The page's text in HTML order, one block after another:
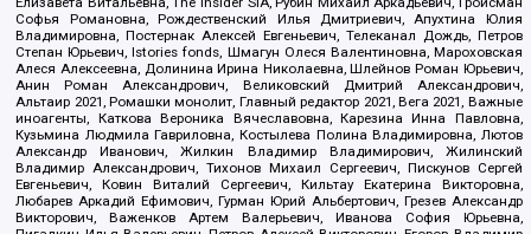
Софья Романовна, Рождественский Илья Дмитриевич, Апухтина Юлия
Владимировна, Постернак Алексей Евгеньевич, Телеканал Дождь, Петров
Степан Юрьевич, Istories fonds, Шмагун Олеся Валентиновна, Мароховская
Алеся Алексеевна, Долинина Ирина Николаевна, Шлейнов Роман Юрьевич,
Анин Роман Александрович, Великовский Дмитрий Александрович,
Альтаир 2021, Ромашки монолит, Главный редактор 2021, Вега 2021, Важные
иноагенты, Каткова Вероника Вячеславовна, Карезина Инна Павловна,
Кузьмина Людмила Гавриловна, Костылева Полина Владимировна, Лютов
Александр Иванович, Жилкин Владимир Владимирович, Жилинский
Владимир Александрович, Тихонов Михаил Сергеевич, Пискунов Сергей
Евгеньевич, Ковин Виталий Сергеевич, Кильтау Екатерина Викторовна,
Любарев Аркадий Ефимович, Гурман Юрий Альбертович, Грезев Александр
Викторович, Важенков Артем Валерьевич, Иванова София Юрьевна,